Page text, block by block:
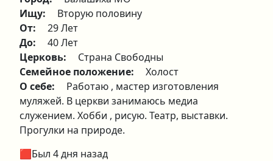
Ищу:
Вторую половину
От:
29 Лет
До:
40 Лет
Церковь:
Страна Свободны
Семейное положение:
Холост
О себе:
Работаю , мастер изготовления
муляжей. В церкви занимаюсь медиа
служением. Хобби , рисую. Театр, выставки.
Прогулки на природе.
🟥Был 4 дня назад